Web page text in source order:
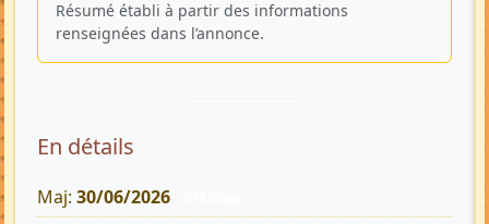
Résumé établi à partir des informations
renseignées dans l’annonce.
En détails
Maj: 30/06/2026